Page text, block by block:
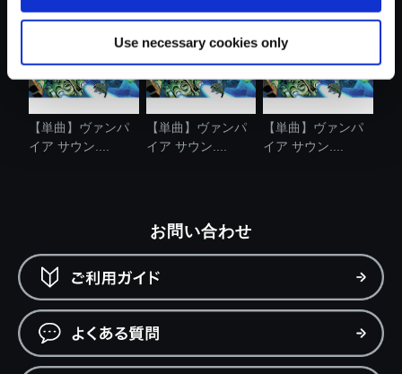
Use necessary cookies only
【単曲】ヴァンパ
イア サウン....
【単曲】ヴァンパ
イア サウン....
【単曲】ヴァンパ
イア サウン....
お問い合わせ